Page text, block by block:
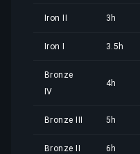
Iron II 3h
Iron I 3.5h
Bronze
IV
4h
Bronze III 5h
Bronze II 6h